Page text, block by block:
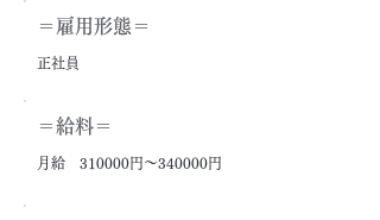
＝雇用形態＝
正社員
＝給料＝
月給 310000円～340000円